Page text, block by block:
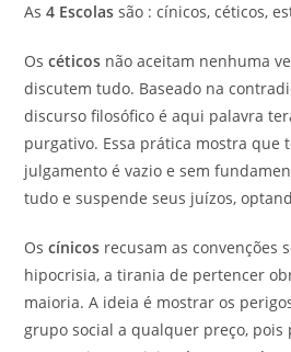
As4 Escolas são : cínicos, céticos,
Oscéticos não aceitam nenhuma
discutem tudo. Baseado na
discurso filosófico é aqui palavra
purgativo. Essa prática mostra que
julgamento é vazio e sem
tudo e suspende seus juízos,
Oscínicos recusam as convenções
hipocrisia, a tirania de pertencer
maioria. A ideia é mostrar os
grupo social a qualquer preço, pois